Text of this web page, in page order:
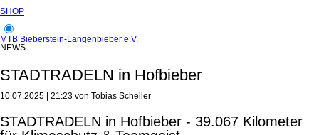
SHOP
MTB Bieberstein-Langenbieber e.V.
NEWS
STADTRADELN in Hofbieber
10.07.2025 | 21:23 von Tobias Scheller
STADTRADELN in Hofbieber - 39.067 Kilometer